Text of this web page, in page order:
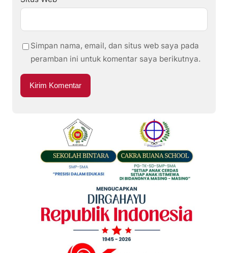
Simpan nama, email, dan situs web saya pada
peramban ini untuk komentar saya berikutnya.